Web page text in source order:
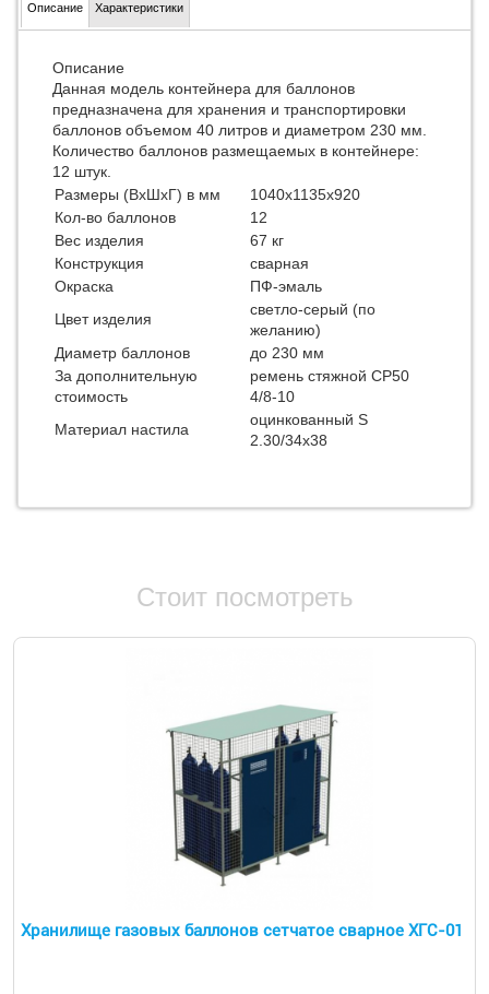
Описание Характеристики
Описание
Данная модель контейнера для баллонов
предназначена для хранения и транспортировки
баллонов объемом 40 литров и диаметром 230 мм.
Количество баллонов размещаемых в контейнере:
12 штук.
Размеры (ВхШхГ) в мм
1040х1135х920
Кол-во баллонов
12
Вес изделия
67 кг
Конструкция
сварная
Окраска
ПФ-эмаль
Цвет изделия
светло-серый (по
желанию)
Диаметр баллонов
до 230 мм
За дополнительную
стоимость
ремень стяжной СР50
4/8-10
Материал настила
оцинкованный S
2.30/34x38
Стоит посмотреть
Хранилище газовых баллонов сетчатое сварное ХГС-01